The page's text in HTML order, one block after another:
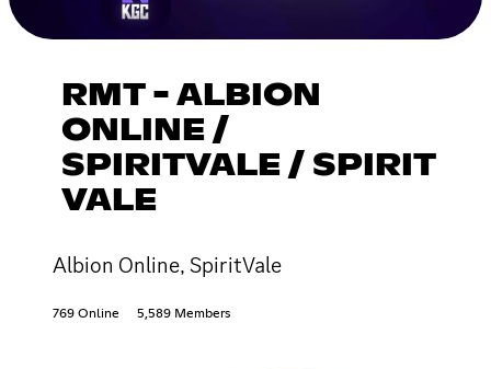
RMT - ALBION
ONLINE /
SPIRITVALE / SPIRIT
VALE
Albion Online, SpiritVale
769 Online 5,589 Members